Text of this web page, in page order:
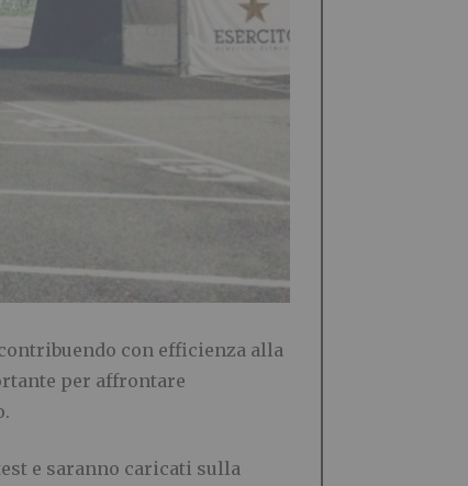
con efficienza alla
per affrontare
e saranno caricati sulla